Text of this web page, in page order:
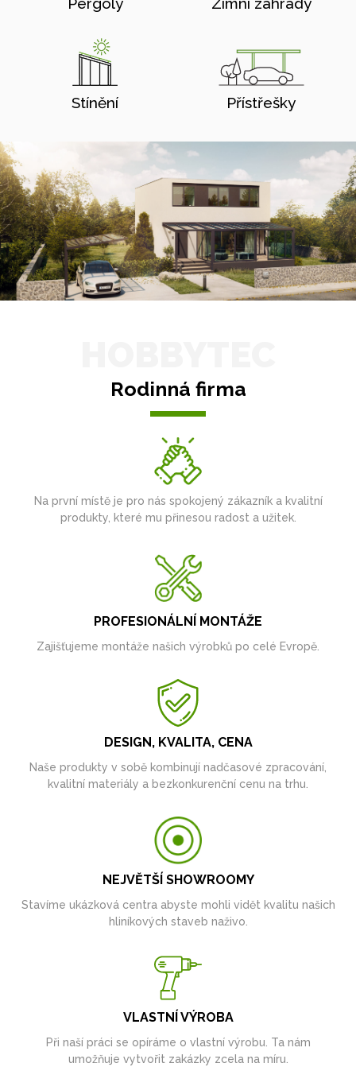
Stínění Přístřešky
Rodinná firma
Na první místě je pro nás spokojený zákazník a kvalitní
produkty, které mu přinesou radost a užitek.
PROFESIONÁLNÍ MONTÁŽE
Zajišťujeme montáže našich výrobků po celé Evropě.
DESIGN, KVALITA, CENA
Naše produkty v sobě kombinují nadčasové zpracování,
kvalitní materiály a bezkonkurenční cenu na trhu.
NEJVĚTŠÍ SHOWROOMY
Stavíme ukázková centra abyste mohli vidět kvalitu našich
hliníkových staveb naživo.
VLASTNÍ VÝROBA
Při naší práci se opíráme o vlastní výrobu. Ta nám
umožňuje vytvořit zakázky zcela na míru.